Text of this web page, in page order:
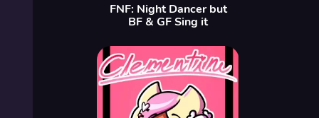
FNF: Night Dancer but
BF & GF Sing it